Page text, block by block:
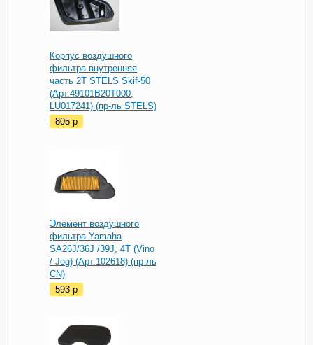
Корпус воздушного
фильтра внутренняя
часть 2T STELS Skif-50
(Арт.49101B20T000,
LU017241) (пр-ль STELS)
805p
Элемент воздушного
фильтра Yamaha
SA26J/36J /39J, 4Т (Vino
/ Jog) (Арт.102618) (пр-ль
CN)
593p